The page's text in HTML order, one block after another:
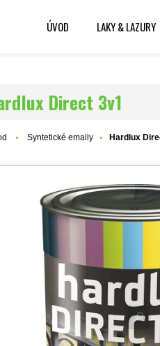
ÚVOD LAKY & LAZURY
Direct 3v1
Syntetické emaily Hardlux